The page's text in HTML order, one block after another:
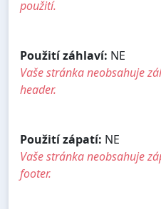
použití.
Použití záhlaví: NE
Vaše stránka neobsahuje
header.
Použití zápatí: NE
Vaše stránka neobsahuje
footer.